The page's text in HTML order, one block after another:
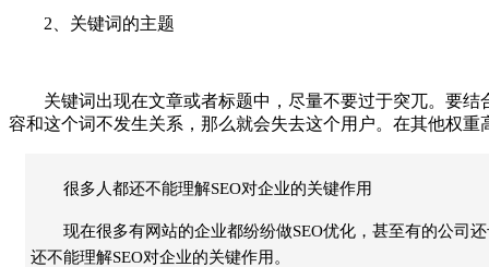
2、关键词的主题
关键词出现在文章或者标题中，尽量不要过于突兀。要结
容和这个词不发生关系，那么就会失去这个用户。在其他权
很多人都还不能理解SEO对企业的关键作用
现在很多有网站的企业都纷纷做SEO优化，甚至有的公司
还不能理解SEO对企业的关键作用。